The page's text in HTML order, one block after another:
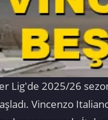
Lig'de 2025/26
Vincenzo